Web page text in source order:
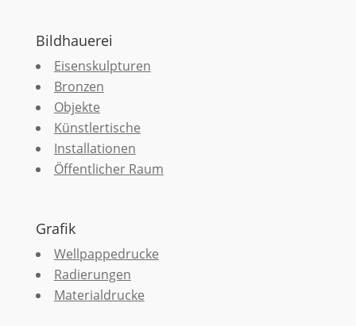
Bildhauerei
Eisenskulpturen
Bronzen
Objekte
Künstlertische
Installationen
Öffentlicher Raum
Grafik
Wellpappedrucke
Radierungen
Materialdrucke